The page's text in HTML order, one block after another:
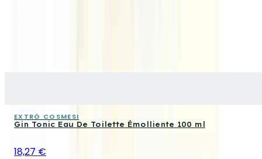
EXTRÒ COSMESI
Gin Tonic Eau De Toilette Émolliente 100 ml
18,27 €